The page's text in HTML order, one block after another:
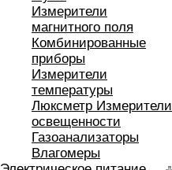
Измерители
магнитного поля
Комбинированные
приборы
Измерители
температуры
Люксметр Измерители
освещенности
Газоанализаторы
Влагомеры